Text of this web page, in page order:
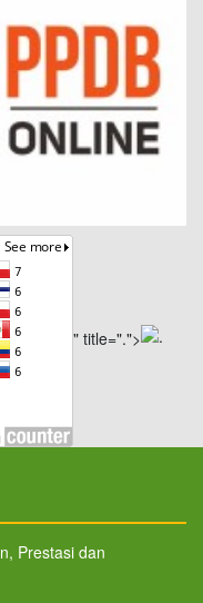
" title=".">
Prestasi dan